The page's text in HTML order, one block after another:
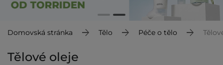
Domovská stránka Tělo Péče o tělo
Tělové oleje